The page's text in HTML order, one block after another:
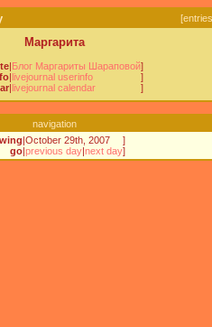
[
Маргарита
| Блог Маргариты Шараповой]
| livejournal userinfo
]
| livejournal calendar ]
navigation
|October 29th, 2007
]
go |previous day |next day]